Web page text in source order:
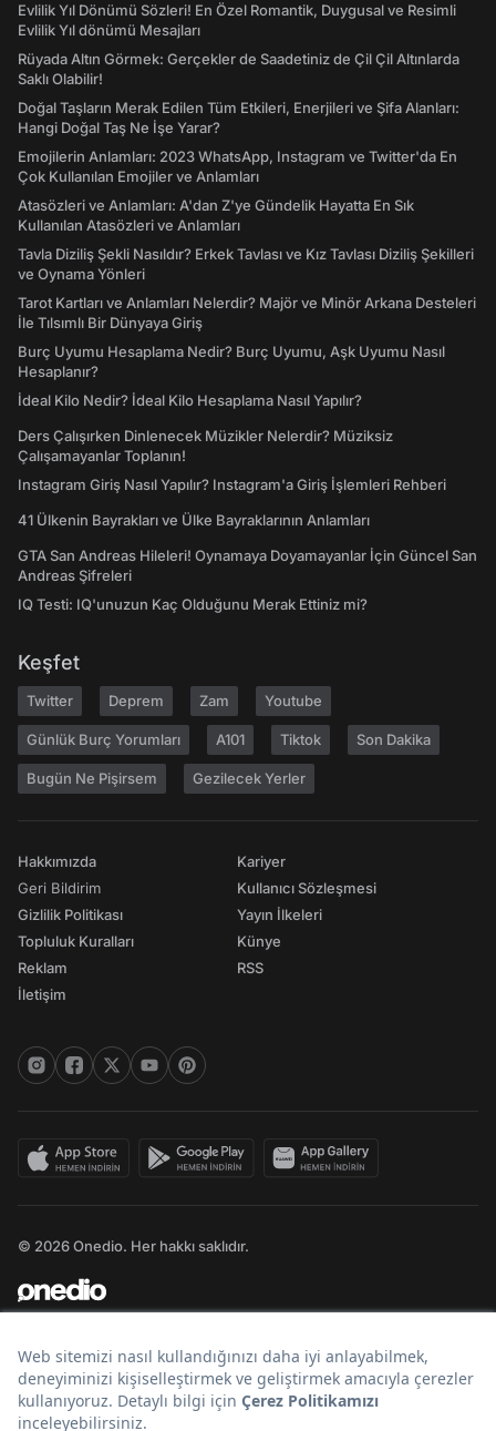
Evlilik Yıl Dönümü Sözleri! En Özel Romantik, Duygusal ve Resimli
Evlilik Yıl dönümü Mesajları
Rüyada Altın Görmek: Gerçekler de Saadetiniz de Çil Çil Altınlarda
Saklı Olabilir!
Doğal Taşların Merak Edilen Tüm Etkileri, Enerjileri ve Şifa Alanları:
Hangi Doğal Taş Ne İşe Yarar?
Emojilerin Anlamları: 2023 WhatsApp, Instagram ve Twitter'da En
Çok Kullanılan Emojiler ve Anlamları
Atasözleri ve Anlamları: A'dan Z'ye Gündelik Hayatta En Sık
Kullanılan Atasözleri ve Anlamları
Tavla Diziliş Şekli Nasıldır? Erkek Tavlası ve Kız Tavlası Diziliş Şekilleri
ve Oynama Yönleri
Tarot Kartları ve Anlamları Nelerdir? Majör ve Minör Arkana Desteleri
İle Tılsımlı Bir Dünyaya Giriş
Burç Uyumu Hesaplama Nedir? Burç Uyumu, Aşk Uyumu Nasıl
Hesaplanır?
İdeal Kilo Nedir? İdeal Kilo Hesaplama Nasıl Yapılır?
Ders Çalışırken Dinlenecek Müzikler Nelerdir? Müziksiz
Çalışamayanlar Toplanın!
Instagram Giriş Nasıl Yapılır? Instagram'a Giriş İşlemleri Rehberi
41 Ülkenin Bayrakları ve Ülke Bayraklarının Anlamları
GTA San Andreas Hileleri! Oynamaya Doyamayanlar İçin Güncel San
Andreas Şifreleri
IQ Testi: IQ'unuzun Kaç Olduğunu Merak Ettiniz mi?
Keşfet
Twitter Deprem Zam Youtube
Günlük Burç Yorumları A101 Tiktok Son Dakika
Bugün Ne Pişirsem Gezilecek Yerler
Hakkımızda
Geri Bildirim
Gizlilik Politikası
Topluluk Kuralları
Reklam
İletişim
Kariyer
Kullanıcı Sözleşmesi
Yayın İlkeleri
Künye
RSS
© 2026 Onedio. Her hakkı saklıdır.
Bir markasıdır.